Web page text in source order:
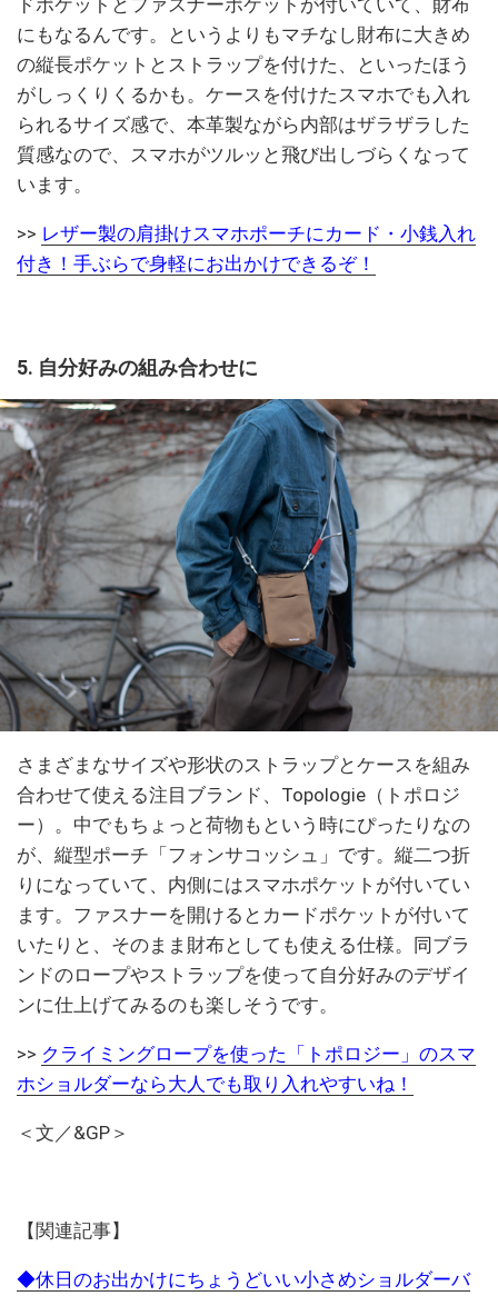
ドポケットとファスナーポケットが付いていて、財布
にもなるんです。というよりもマチなし財布に大きめ
の縦長ポケットとストラップを付けた、といったほう
がしっくりくるかも。ケースを付けたスマホでも入れ
られるサイズ感で、本革製ながら内部はザラザラした
質感なので、スマホがツルッと飛び出しづらくなって
います。
>> レザー製の肩掛けスマホポーチにカード・小銭入れ
付き！手ぶらで身軽にお出かけできるぞ！
5. 自分好みの組み合わせに
さまざまなサイズや形状のストラップとケースを組み
合わせて使える注目ブランド、Topologie（トポロジ
ー）。中でもちょっと荷物もという時にぴったりなの
が、縦型ポーチ「フォンサコッシュ」です。縦二つ折
りになっていて、内側にはスマホポケットが付いてい
ます。ファスナーを開けるとカードポケットが付いて
いたりと、そのまま財布としても使える仕様。同ブラ
ンドのロープやストラップを使って自分好みのデザイ
ンに仕上げてみるのも楽しそうです。
>> クライミングロープを使った「トポロジー」のスマ
ホショルダーなら大人でも取り入れやすいね！
＜文／&GP＞
【関連記事】
◆休日のお出かけにちょうどいい小さめショルダーバ